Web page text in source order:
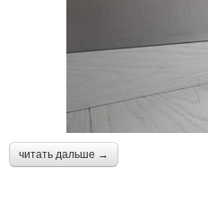
читать дальше →